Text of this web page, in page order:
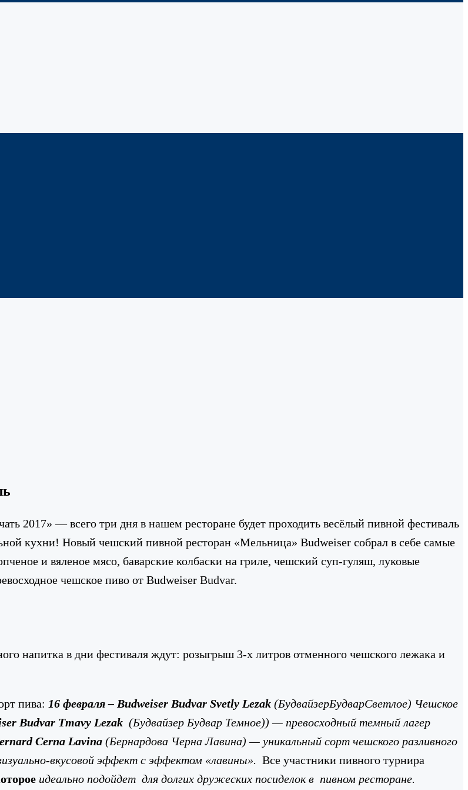
2017» — всего три дня в нашем ресторане будет проходить весёлый пивной фестиваль
кухни! Новый чешский пивной ресторан «Мельница» Budweiser собрал в себе самые
и вяленое мясо, баварские колбаски на гриле, чешский суп-гуляш, луковые
чешское пиво от Budweiser Budvar.
напитка в дни фестиваля ждут: розыгрыш 3-х литров отменного чешского лежака и
пива: 16 февраля– Budweiser Budvar Svetly Lezak (БудвайзерБудварСветлое) Чешское
Budvar Tmavy Lezak (Будвайзер Будвар Темное)) — превосходный темный лагер
Cerna Lavina (Бернардова Черна Лавина) — уникальный сорт чешского разливного
вкусовой эффект с эффектом «лавины». Все участники пивного турнира
идеально подойдет для долгих дружеских посиделок в пивном ресторане.